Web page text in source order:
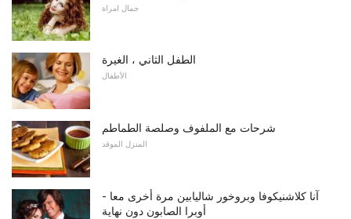
جمال امراة
الطفل الثاني ، الغيرة
الأطفال
شرحات مع الملفوف وصلصة الطماطم
المنزل الموقد
آنا كلاشنيكوفا وبروخور شاليابين مرة أخرى معا -
أوبرا الصابون دون نهاية